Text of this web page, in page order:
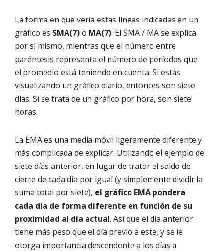
La forma en que vería estas líneas indicadas en un
gráfico es SMA(7)o MA(7). El SMA / MA se explica
por sí mismo, mientras que el número entre
paréntesis representa el número de períodos que
el promedio está teniendo en cuenta. Si estás
visualizando un gráfico diario, entonces son siete
días. Si se trata de un gráfico por hora, son siete
horas.
La EMA es una media móvil ligeramente diferente y
más complicada de explicar. Utilizando el ejemplo de
siete días anterior, en lugar de tratar el saldo de
cierre de cada día por igual (y simplemente dividir la
suma total por siete), el gráfico EMA pondera
cada día de forma diferente en función de su
proximidad al día actual. Así que el día anterior
tiene más peso que el día previo a este, y se le
otorga importancia descendente a los días a